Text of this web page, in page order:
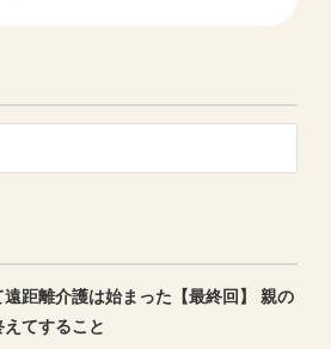
遠距離介護は始まった【最終回】 親の
てすること